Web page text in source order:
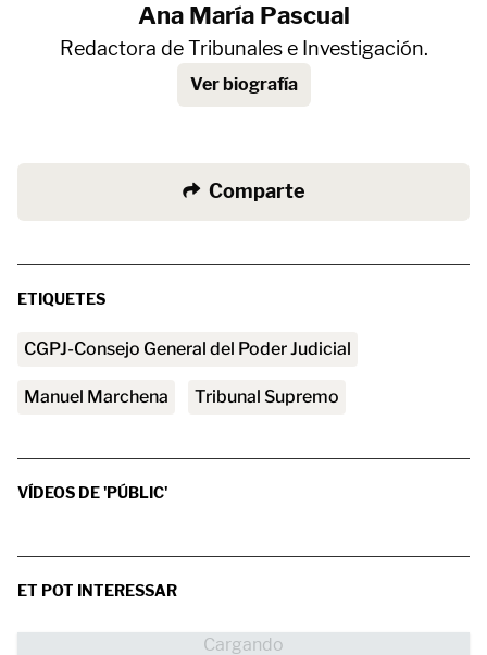
Ana María Pascual
Redactora de Tribunales e Investigación.
Ver biografía
Comparte
ETIQUETES
CGPJ-Consejo General del Poder Judicial
Manuel Marchena Tribunal Supremo
VÍDEOS DE 'PÚBLIC'
ET POT INTERESSAR